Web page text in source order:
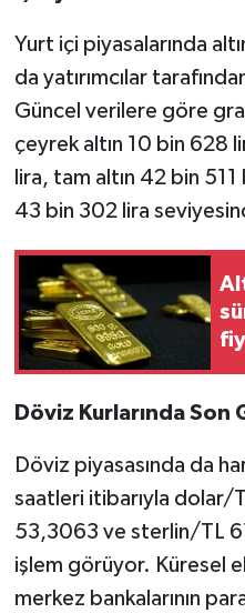
Yurt içi piyasalarında
da yatırımcılar
Güncel verilere göre
çeyrek altın 10 bin 628
lira, tam altın 42 bin 511
43 bin 302 lira
Döviz Kurlarında Son
Döviz piyasasında da
saatleri itibarıyla
53,3063 ve sterlin/TL
işlem görüyor. Küresel
merkez bankalarının